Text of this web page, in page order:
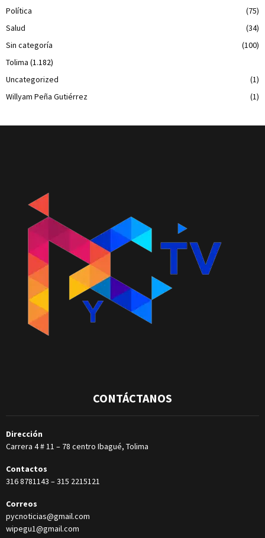
Política
(75)
Salud
(34)
Sin categoría
(100)
Tolima (1.182)
Uncategorized
(1)
Willyam Peña Gutiérrez
(1)
CONTÁCTANOS
Dirección
Carrera 4 # 11 – 78 centro Ibagué, Tolima
Contactos
316 8781143 –315 2215121
Correos
pycnoticias@gmail.com
wipegu1@gmail.com